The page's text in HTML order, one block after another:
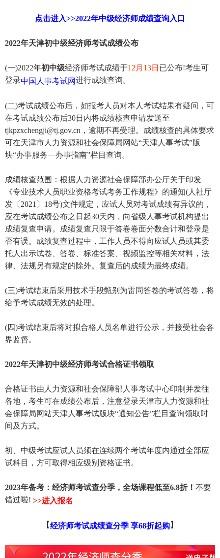
点击进入>>2022年中级经济师成绩查询入口
2022年天津初中级经济师考试成绩公布
(一)2022年初中级经济师考试成绩于12月13日 已公布!考生可
登录中国人事考试网进行成绩查询。
(二)考试成绩公布后，如报考人员对本人考试结果有疑问，可
在考试成绩公布后30日内将成绩核查申请发送至
tjkpzxchengji@tj.gov.cn，逾期不再受理。成绩核查的具体要求
可在天津市人力资源和社会保障局网站“天津人事考试”版
块“办事服务—办事指南”栏目查询。
成绩核查范围：根据人力资源社会保障部办公厅关于印发
《专业技术人员职业资格考试考务工作规程》的通知(人社厅
发〔2021〕18号)文件规定，应试人员对考试成绩有异议的，
应在考试成绩公布之日起30天内，向省级人事考试机构提出
成绩复查申请。成绩复查只限于答卷卷面分数合计和登录是
否有误。成绩复查过程中，工作人员不得向应试人员或其委
托人出示试卷、答卷、标准答案、视频监控等相关材料，法
律、法规另有规定的除外。复查后的成绩为最终成绩。
(三)考试结束后采用技术手段甄别为雷同答卷的考试答卷，将
给予考试成绩无效的处理。
(四)考试结束后将对拟合格人员名单进行公示，并接受社会各
界监督。
2022年天津初中级经济师考试合格证书领取
合格证书由人力资源和社会保障部人事考试中心印制并发往
各地，考生可在成绩公布后，注意登录天津市人力资源和社
会保障局网站天津人事考试版块“通知公告”栏目查询领取时
间及方式。
初、中级考试应试人员须在连续两个考试年度内通过全部应
试科目，方可取得相应级别资格证书。
2023年备考：经济师考试查分季，全场课程低至6.8折！ 不要
错过啦! >>进入报名
【经济师考试成绩查分季 享68折起购】